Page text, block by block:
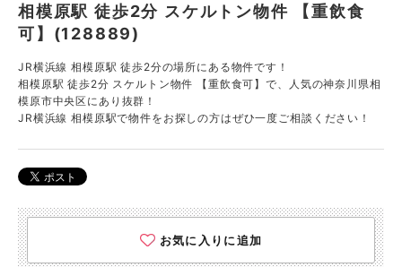
相模原駅 徒歩2分 スケルトン物件 【重飲食
可】(128889)
JR横浜線 相模原駅 徒歩2分の場所にある物件です！
相模原駅 徒歩2分 スケルトン物件 【重飲食可】で、人気の神奈川県相
模原市中央区にあり抜群！
JR横浜線 相模原駅で物件をお探しの方はぜひ一度ご相談ください！
お気に入りに追加